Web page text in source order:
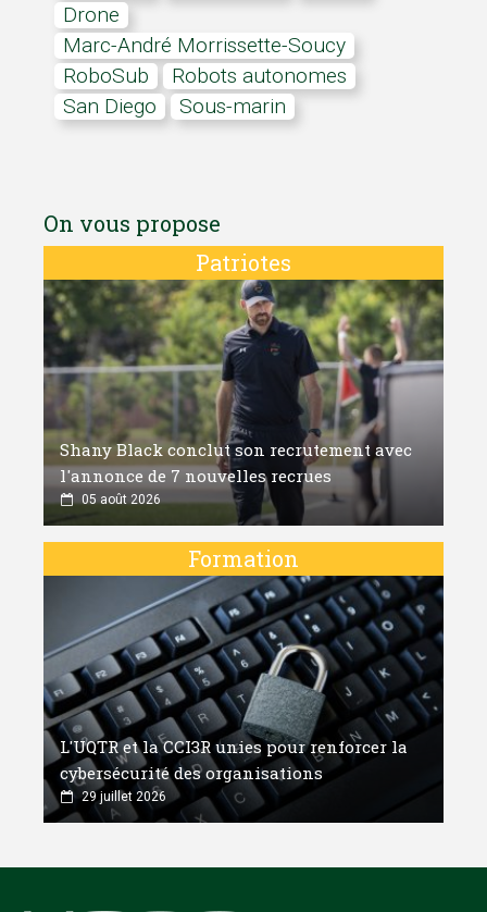
drone
Marc-André Morrissette-Soucy
RoboSub
robots autonomes
San Diego
sous-marin
On vous propose
Patriotes
Shany Black conclut son recrutement avec
l'annonce de 7 nouvelles recrues
05 août 2026
Formation
L'UQTR et la CCI3R unies pour renforcer la
cybersécurité des organisations
29 juillet 2026